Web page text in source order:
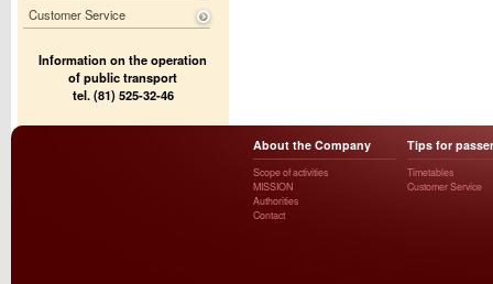
Customer Service
Information on the operation
of public transport
tel. (81) 525-32-46
About the Company
Scope of activities
MISSION
Authorities
Contact
Tips for
Timetables
Customer Service